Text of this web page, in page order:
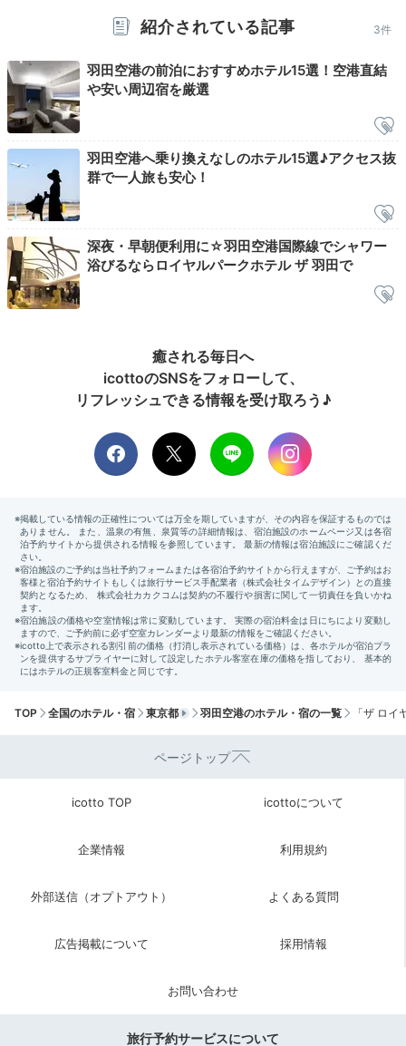
07:30
和洋ビュッフェを
ゆったり楽しむ朝
ホテル内のレストランで頂く朝食は、彩り豊かなビュッ
と落ち着く和食も並びます。朝6時からオープンしてい
るので、早めのフライトの際も利用できますよ。
keromoka__kihihi
ホテルのレストランで和洋食ビュッフェ。おいしく頂きました。
Check-out
11:00 ホテルを出発
サクッと出発
ロビーのインテリア 羽
紹介されている記事 3件
羽田空港の前泊におすすめホテル15選！空港直結
や安い周辺宿を厳選
羽田空港へ乗り換えなしのホテル15選♪アクセス抜
群で一人旅も安心！
深夜・早朝便利用に☆羽田空港国際線でシャワー
浴びるならロイヤルパークホテル ザ 羽田で
癒される毎日へ
icottoのSNSをフォローして、
リフレッシュできる情報を受け取ろう♪
TOP 全国のホテル・宿 東京都 羽田空港のホテル・宿の一覧 「ザ ロ
ページトップ
icotto TOP icottoについて
企業情報 利用規約
外部送信（オプトアウト） よくある質問
広告掲載について 採用情報
お問い合わせ
旅行予約サービスについて